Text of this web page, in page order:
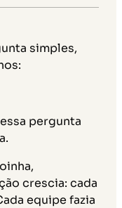
simples,
pergunta
crescia: cada
equipe fazia